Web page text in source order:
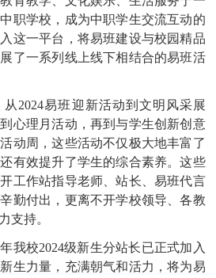
职学校，成为中职学生交流互动的
这一平台，将易班建设与校园精品
了一系列线上线下相结合的易班活
从2024易班迎新活动到文明风采展
心理月活动，再到与学生创新创意
动周，这些活动不仅极大地丰富了
有效提升了学生的综合素养。这些
工作站指导老师、站长、易班代言
勤付出，更离不开学校领导、各教
支持。
我校2024级新生分站长已正式加入
生力量，充满朝气和活力，将为易